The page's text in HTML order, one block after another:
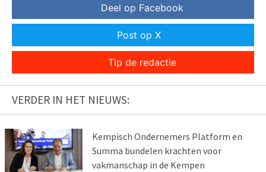
Deel op Facebook
Post op X
Tip de redactie
VERDER IN HET NIEUWS:
Kempisch Ondernemers Platform en
Summa bundelen krachten voor
vakmanschap in de Kempen